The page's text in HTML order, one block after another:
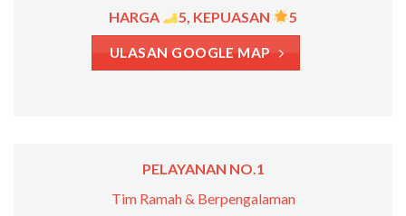
HARGA 5, KEPUASAN 5
ULASAN GOOGLE MAP
PELAYANAN NO.1
Tim Ramah & Berpengalaman